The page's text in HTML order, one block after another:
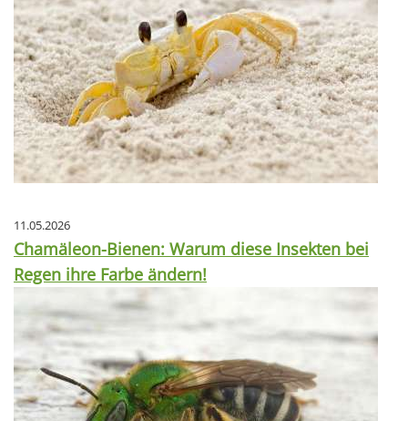
11.05.2026
Chamäleon-Bienen: Warum diese Insekten bei
Regen ihre Farbe ändern!